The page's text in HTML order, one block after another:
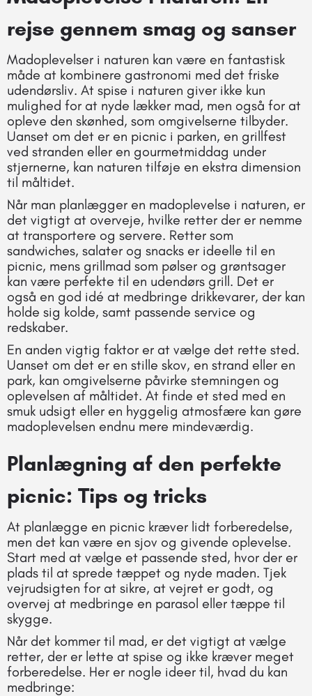
rejse gennem smag og sanser
Madoplevelser i naturen kan være en fantastisk
måde at kombinere gastronomi med det friske
udendørsliv. At spise i naturen giver ikke kun
mulighed for at nyde lækker mad, men også for at
opleve den skønhed, som omgivelserne tilbyder.
Uanset om det er en picnic i parken, en grillfest
ved stranden eller en gourmetmiddag under
stjernerne, kan naturen tilføje en ekstra dimension
til måltidet.
Når man planlægger en madoplevelse i naturen, er
det vigtigt at overveje, hvilke retter der er nemme
at transportere og servere. Retter som
sandwiches, salater og snacks er ideelle til en
picnic, mens grillmad som pølser og grøntsager
kan være perfekte til en udendørs grill. Det er
også en god idé at medbringe drikkevarer, der kan
holde sig kolde, samt passende service og
redskaber.
En anden vigtig faktor er at vælge det rette sted.
Uanset om det er en stille skov, en strand eller en
park, kan omgivelserne påvirke stemningen og
oplevelsen af måltidet. At finde et sted med en
smuk udsigt eller en hyggelig atmosfære kan gøre
madoplevelsen endnu mere mindeværdig.
Planlægning af den perfekte
picnic: Tips og tricks
At planlægge en picnic kræver lidt forberedelse,
men det kan være en sjov og givende oplevelse.
Start med at vælge et passende sted, hvor der er
plads til at sprede tæppet og nyde maden. Tjek
vejrudsigten for at sikre, at vejret er godt, og
overvej at medbringe en parasol eller tæppe til
skygge.
Når det kommer til mad, er det vigtigt at vælge
retter, der er lette at spise og ikke kræver meget
forberedelse. Her er nogle ideer til, hvad du kan
medbringe: